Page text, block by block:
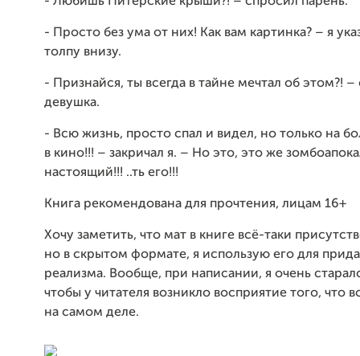
- Просто без ума от них! Как вам картинка? – я
толпу внизу.
- Признайся, ты всегда в тайне мечтал об этом?! –
девушка.
- Всю жизнь, просто спал и видел, но только на
в кино!!! – закричал я. – Но это, это же
настоящий!!! ..ть его!!!
Книга рекомендована для прочтения, лицам 16+
Хочу заметить, что мат в книге всё-таки
но в скрытом формате, я использую его для
реализма. Вообще, при написании, я очень
чтобы у читателя возникло восприятие того, что
на самом деле.